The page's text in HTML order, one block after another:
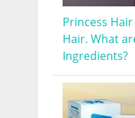
Princess
Hair. What
Ingredients?